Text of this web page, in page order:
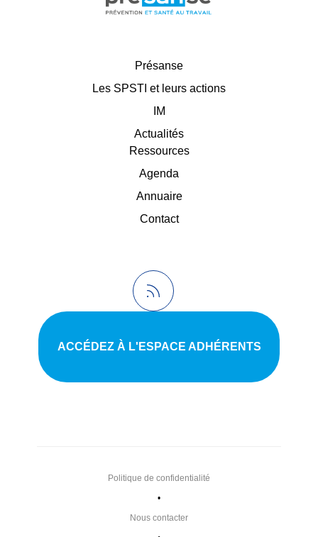
Présanse
Les SPSTI et leurs actions
IM
Actualités
Ressources
Agenda
Annuaire
Contact
ACCÉDEZ À L'ESPACE ADHÉRENTS
Nous contacter
•
Politique de confidentialité